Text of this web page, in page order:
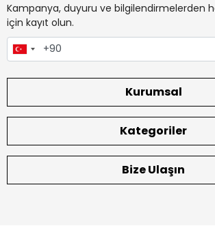
Kampanya, duyuru ve bilgilendirmelerden
için kayıt olun.
Kurumsal
Kategoriler
Bize Ulaşın